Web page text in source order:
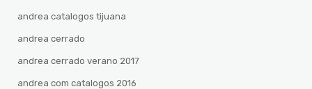
andrea catalogos tijuana
andrea cerrado
andrea cerrado verano 2017
andrea com catalogos 2016